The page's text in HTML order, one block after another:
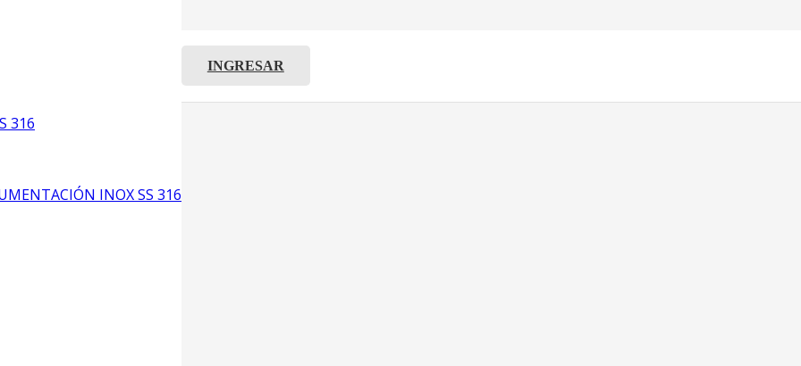
316
INOX SS 316
INGRESAR